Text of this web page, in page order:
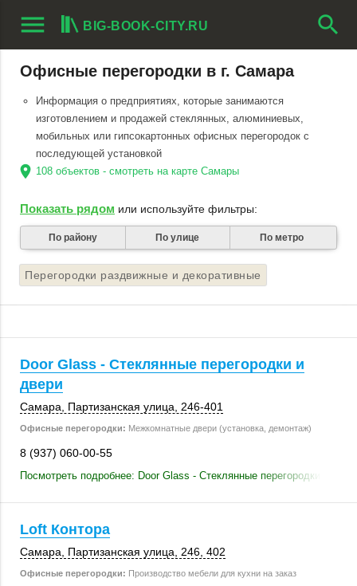
menu BIG-BOOK-CITY.RU search
Офисные перегородки в г. Самара
Информация о предприятиях, которые занимаются
изготовлением и продажей стеклянных, алюминиевых,
мобильных или гипсокартонных офисных перегородок с
последующей установкой
location_on 108 объектов - смотреть на карте Самары
Показать рядом или используйте фильтры:
По району По улице По метро
Перегородки раздвижные и декоративные
Door Glass - Стеклянные перегородки и
двери
Самара Партизанская улица 246-401
Офисные перегородки: Межкомнатные двери (установка, демонтаж)
8 (937) 060-00-55
Посмотреть подробнее: Door Glass - Стеклянные перегородки и
Loft Контора
Самара Партизанская улица 246 402
Офисные перегородки: Производство мебели для кухни на заказ